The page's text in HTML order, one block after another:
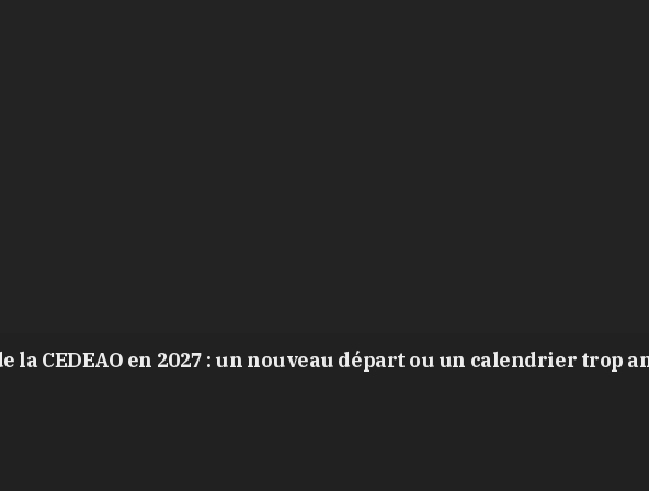
la CEDEAO en 2027 : un nouveau départ ou un calendrier trop